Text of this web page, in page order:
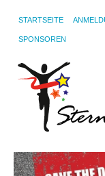
STARTSEITE
SPONSOREN